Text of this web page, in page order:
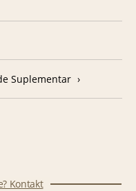
Suplementar
Kontakt